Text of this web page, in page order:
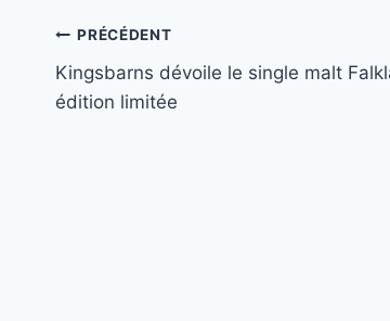
Navigation
de
PRÉCÉDENT
Kingsbarns dévoile le single malt
édition limitée